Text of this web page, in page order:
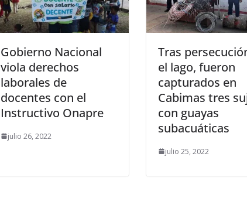
Gobierno Nacional
viola derechos
laborales de
docentes con el
Instructivo Onapre
julio 26, 2022
Tras
el lago, fueron
capturados en
Cabimas tres
con guayas
subacuáticas
julio 25, 2022